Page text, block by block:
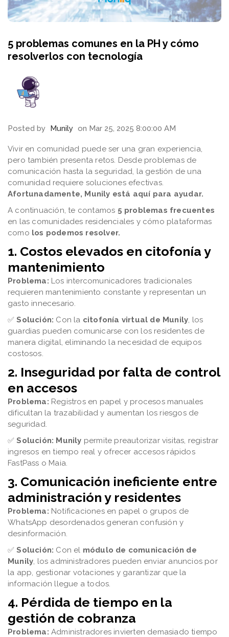
5 problemas comunes en la PH y cómo
resolverlos con tecnología
Posted by Munily on Mar 25, 2025 8:00:00 AM
Vivir en comunidad puede ser una gran experiencia,
pero también presenta retos. Desde problemas de
comunicación hasta la seguridad, la gestión de una
comunidad requiere soluciones efectivas.
Afortunadamente, Munily está aquí para ayudar.
A continuación, te contamos 5 problemas frecuentes
en las comunidades residenciales y cómo plataformas
como los podemos resolver.
1. Costos elevados en citofonía y
mantenimiento
Problema: Los intercomunicadores tradicionales
requieren mantenimiento constante y representan un
gasto innecesario.
✅Solución: Con la citofonía virtual de Munily , los
guardias pueden comunicarse con los residentes de
manera digital, eliminando la necesidad de equipos
costosos.
2. Inseguridad por falta de control
en accesos
Problema: Registros en papel y procesos manuales
dificultan la trazabilidad y aumentan los riesgos de
seguridad.
✅Solución: Munily permite preautorizar visitas, registrar
ingresos en tiempo real y ofrecer accesos rápidos
FastPass o Maia.
3. Comunicación ineficiente entre
administración y residentes
Problema: Notificaciones en papel o grupos de
WhatsApp desordenados generan confusión y
desinformación.
✅Solución: Con el módulo de comunicación de
Munily , los administradores pueden enviar anuncios por
la app, gestionar votaciones y garantizar que la
información llegue a todos.
4. Pérdida de tiempo en la
gestión de cobranza
Problema: Administradores invierten demasiado tiempo